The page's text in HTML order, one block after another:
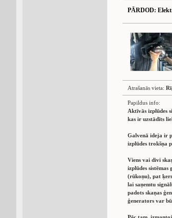
PĀRDOD:
Atrašanās vieta:
Papildus info:
Aktīvās izplūdes
kas ir uzstādīts
Galvenā ideja ir
izplūdes trokšņa
Viens vai divi
izplūdes
(rūkoņu), pat
lai saņemtu
padots skaņas
ģenerators var